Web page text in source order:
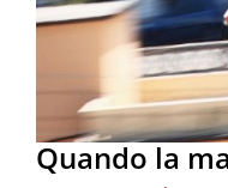
Quando la